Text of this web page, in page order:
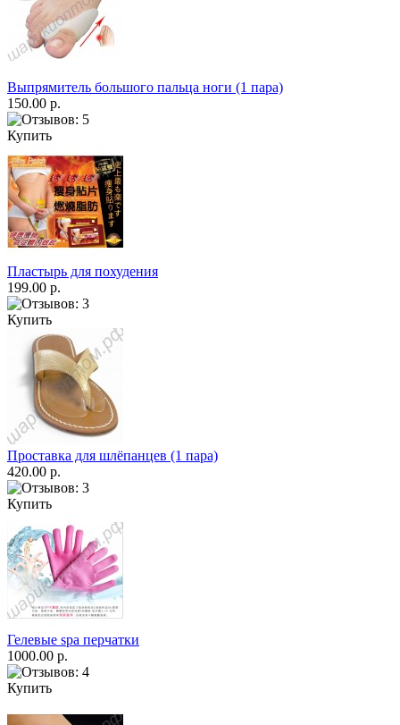
Выпрямитель большого пальца ноги (1 пара)
150.00 р.
Купить
Пластырь для похудения
199.00 р.
Купить
Проставка для шлёпанцев (1 пара)
420.00 р.
Купить
Гелевые spa перчатки
1000.00 р.
Купить